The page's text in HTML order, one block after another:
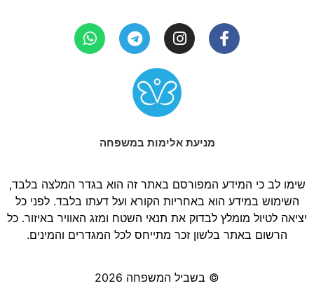
מניעת אלימות במשפחה
שימו לב כי המידע המפורסם באתר זה הוא בגדר המלצה בלבד,
השימוש במידע הוא באחריות הקורא ועל דעתו בלבד. לפני כל
יציאה לטיול מומלץ לבדוק את תנאי השטח ומזג האוויר באיזור. כל
הרשום באתר בלשון זכר מתייחס לכל המגדרים והמינים.
© בשביל המשפחה 2026